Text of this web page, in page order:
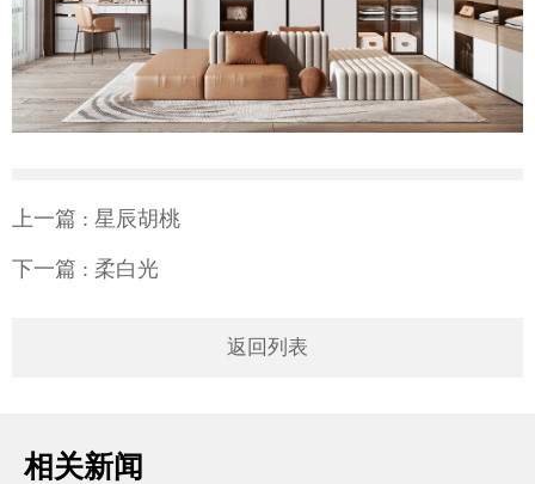
上一篇 : 星辰胡桃
下一篇 : 柔白光
返回列表
相关新闻